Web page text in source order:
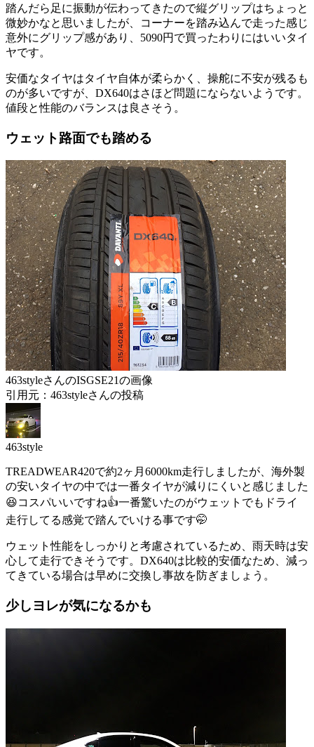
踏んだら足に振動が伝わってきたので縦グリップはちょっと
微妙かなと思いましたが、コーナーを踏み込んで走った感じ
意外にグリップ感があり、5090円で買ったわりにはいいタイ
ヤです。
安価なタイヤはタイヤ自体が柔らかく、操舵に不安が残るも
のが多いですが、DX640はさほど問題にならないようです。
値段と性能のバランスは良さそう。
ウェット路面でも踏める
463styleさんのISGSE21の画像
引用元：463styleさんの投稿
463style
TREADWEAR420で約2ヶ月6000km走行しましたが、海外製
の安いタイヤの中では一番タイヤが減りにくいと感じました
😆コスパいいですね👍一番驚いたのがウェットでもドライ
走行してる感覚で踏んでいける事です🤭
ウェット性能をしっかりと考慮されているため、雨天時は安
心して走行できそうです。DX640は比較的安価なため、減っ
てきている場合は早めに交換し事故を防ぎましょう。
少しヨレが気になるかも